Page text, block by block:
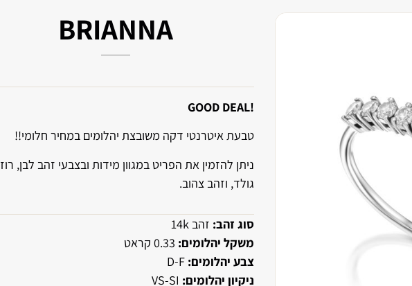
BRIANNA
!GOOD DEAL
טבעת איטרנטי דקה משובצת יהלומים במחיר חלומי!!
ניתן להזמין את הפריט במגוון מידות ובצבעי זהב לבן, רוז
גולד, וזהב צהוב.
סוג זהב: זהב 14k
משקל יהלומים: 0.33 קראט
צבע יהלומים: D-F
ניקיון יהלומים: VS-SI